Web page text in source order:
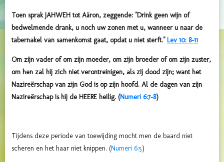
Toen sprak JAHWEH tot Aäron, zeggende: "Drink geen wijn of
bedwelmende drank, u noch uw zonen met u, wanneer u naar de
tabernakel van samenkomst gaat, opdat u niet sterft." Lev 10: 8-11
Om zijn vader of om zijn moeder, om zijn broeder of om zijn zuster,
om hen zal hij zich niet verontreinigen, als zij dood zijn; want het
Nazireërschap van zijn God is op zijn hoofd. Al de dagen van zijn
Nazireërschap is hij de HEERE heilig. (Numeri 6:7-8)
Tijdens deze periode van toewijding mocht men de baard niet
scheren en het haar niet knippen. (Numeri 6:5)